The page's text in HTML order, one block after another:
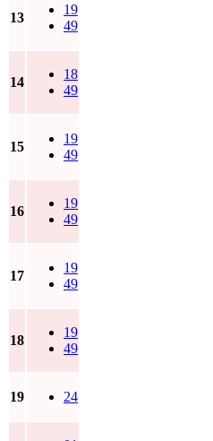
13
19
49
14
18
49
15
19
49
16
19
49
17
19
49
18
19
49
19 24